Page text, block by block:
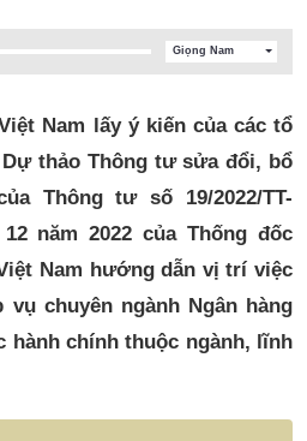
Giọng Nam
Nam lấy ý kiến của các tổ
thảo Thông tư sửa đổi, bổ
Thông tư số 19/2022/TT-
năm 2022 của Thống đốc
Nam hướng dẫn vị trí việc
chuyên ngành Ngân hàng
hành chính thuộc ngành, lĩnh